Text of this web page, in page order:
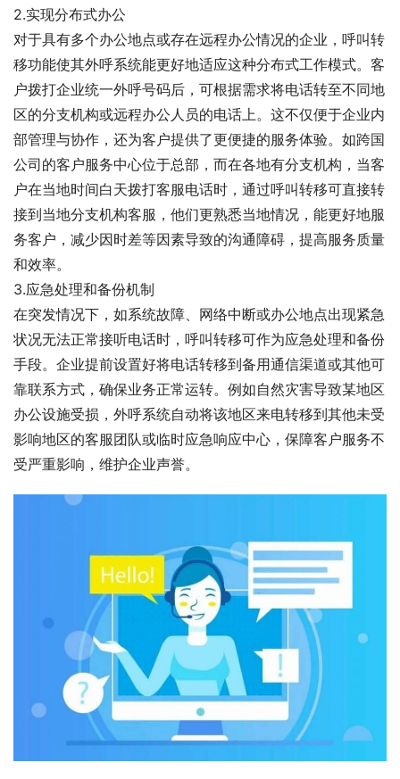
2.实现分布式办公
对于具有多个办公地点或存在远程办公情况的企业，呼叫转
移功能使其外呼系统能更好地适应这种分布式工作模式。客
户拨打企业统一外呼号码后，可根据需求将电话转至不同地
区的分支机构或远程办公人员的电话上。这不仅便于企业内
部管理与协作，还为客户提供了更便捷的服务体验。如跨国
公司的客户服务中心位于总部，而在各地有分支机构，当客
户在当地时间白天拨打客服电话时，通过呼叫转移可直接转
接到当地分支机构客服，他们更熟悉当地情况，能更好地服
务客户，减少因时差等因素导致的沟通障碍，提高服务质量
和效率。
3.应急处理和备份机制
在突发情况下，如系统故障、网络中断或办公地点出现紧急
状况无法正常接听电话时，呼叫转移可作为应急处理和备份
手段。企业提前设置好将电话转移到备用通信渠道或其他可
靠联系方式，确保业务正常运转。例如自然灾害导致某地区
办公设施受损，外呼系统自动将该地区来电转移到其他未受
影响地区的客服团队或临时应急响应中心，保障客户服务不
受严重影响，维护企业声誉。